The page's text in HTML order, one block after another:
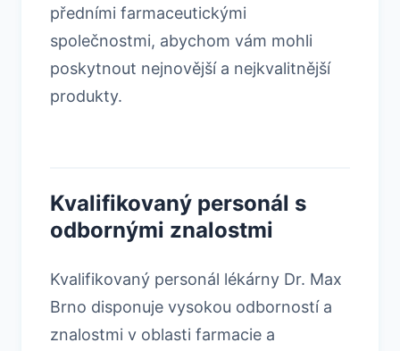
předními farmaceutickými
společnostmi, abychom vám mohli
poskytnout nejnovější a nejkvalitnější
produkty.
Kvalifikovaný personál s
odbornými znalostmi
Kvalifikovaný personál lékárny Dr. Max
Brno disponuje vysokou odborností a
znalostmi v oblasti farmacie a